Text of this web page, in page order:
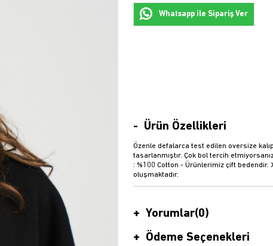
Whatsapp ile Sipariş Ver
Ürün Özellikleri
Özenle defalarca test edilen oversize
tasarlanmıştır. Çok bol tercih
: %100 Cotton - Ürünlerimiz çift bedendir.
oluşmaktadır.
Yorumlar(0)
Ödeme Seçenekleri